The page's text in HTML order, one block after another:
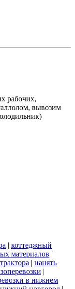
рабочих,
вывозим
| коттеджный
материалов |
| нанять
|
в нижнем